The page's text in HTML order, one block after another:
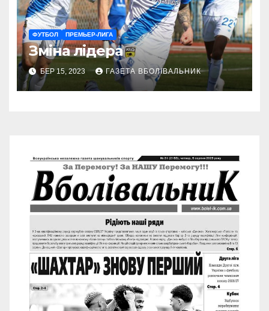
ФУТБОЛ ПРЕМЬЕР-ЛИГА
Зміна лідера
БЕР 15, 2023 ГАЗЕТА ВБОЛІВАЛЬНИК